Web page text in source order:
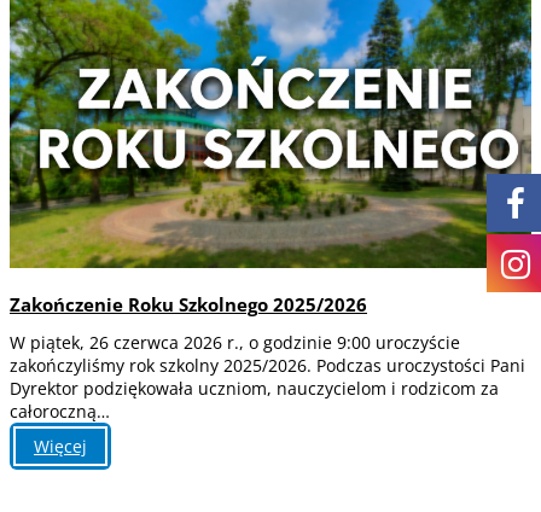
Zakończenie Roku Szkolnego 2025/2026
W piątek, 26 czerwca 2026 r., o godzinie 9:00 uroczyście
zakończyliśmy rok szkolny 2025/2026. Podczas uroczystości Pani
Dyrektor podziękowała uczniom, nauczycielom i rodzicom za
całoroczną…
Więcej
Zakończenie